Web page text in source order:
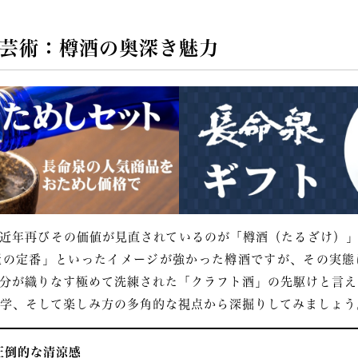
術：樽酒の奥深き魅力
年再びその価値が見直されているのが「樽酒（たるざけ）
定番」といったイメージが強かった樽酒ですが、その実
が織りなす極めて洗練された「クラフト酒」の先駆けと言
、そして楽しみ方の多角的な視点から深掘りしてみましょ
的な清涼感